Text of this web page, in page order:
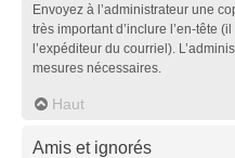
Envoyez à l’administrateur une
très important d’inclure l’en-tête
l’expéditeur du courriel).
mesures nécessaires.
Haut
Amis et ignorés